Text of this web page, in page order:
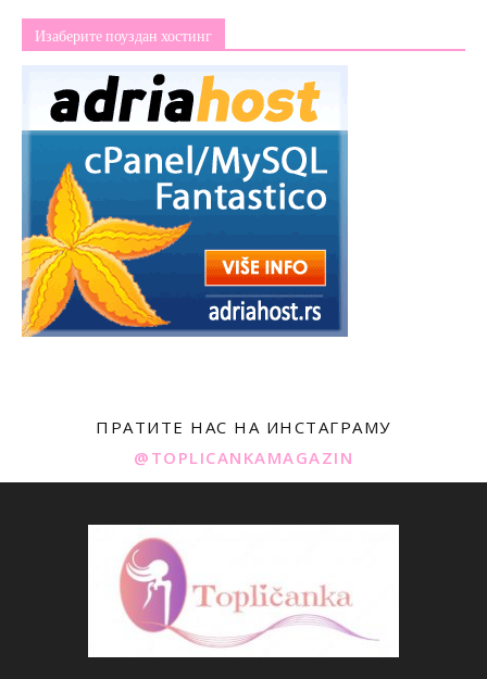
Изаберите поуздан хостинг
ПРАТИТЕ НАС НА ИНСТАГРАМУ
@TOPLICANKAMAGAZIN